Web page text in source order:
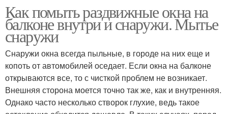
Как помыть раздвижные окна на
балконе внутри и снаружи. Мытье
снаружи
Снаружи окна всегда пыльные, в городе на них еще и
копоть от автомобилей оседает. Если окна на балконе
открываются все, то с чисткой проблем не возникает.
Внешняя сторона моется точно так же, как и внутренняя.
Однако часто несколько створок глухие, ведь такое